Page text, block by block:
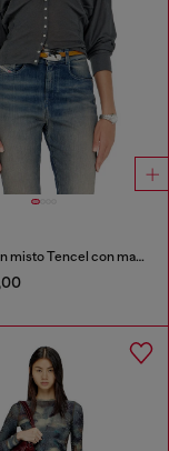
Cardigan in misto Tencel con maniche a pipistrello